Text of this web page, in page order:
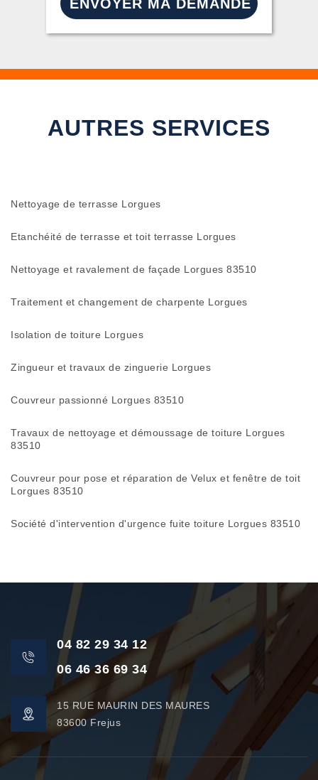
AUTRES SERVICES
Nettoyage de terrasse Lorgues
Etanchéité de terrasse et toit terrasse Lorgues
Nettoyage et ravalement de façade Lorgues 83510
Traitement et changement de charpente Lorgues
Isolation de toiture Lorgues
Zingueur et travaux de zinguerie Lorgues
Couvreur passionné Lorgues 83510
Travaux de nettoyage et démoussage de toiture Lorgues
83510
Couvreur pour pose et réparation de Velux et fenêtre de toit
Lorgues 83510
Société d'intervention d'urgence fuite toiture Lorgues 83510
04 82 29 34 12
06 46 36 69 34
15 RUE MAURIN DES MAURES
83600 Frejus